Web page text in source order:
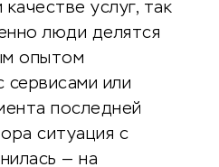
услуг, так
люди делятся
опытом
сервисами или
последней
ситуация с
— на